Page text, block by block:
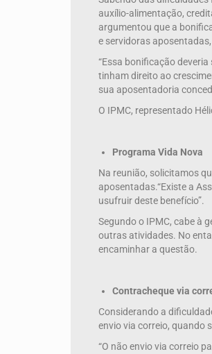
auxílio-alimentação,
argumentou que a
e servidoras
“Essa bonificação
tinham direito ao
sua aposentadoria
O IPMC, representado
Programa Vida Nova
Na reunião, solicitamos
aposentadas.“Existe a
usufruir deste benefício”.
Segundo o IPMC, cabe à
outras atividades. No
encaminhar a questão.
Contracheque via
Considerando a
envio via correio, quando
“O não envio via correio